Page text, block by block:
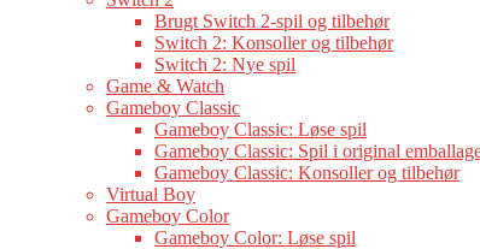
Brugt Switch 2-spil og tilbehør
Switch 2: Konsoller og tilbehør
Switch 2: Nye spil
Game & Watch
Gameboy Classic
Gameboy Classic: Løse spil
Gameboy Classic: Spil i original
Gameboy Classic: Konsoller og tilbehør
Virtual Boy
Gameboy Color
Gameboy Color: Løse spil